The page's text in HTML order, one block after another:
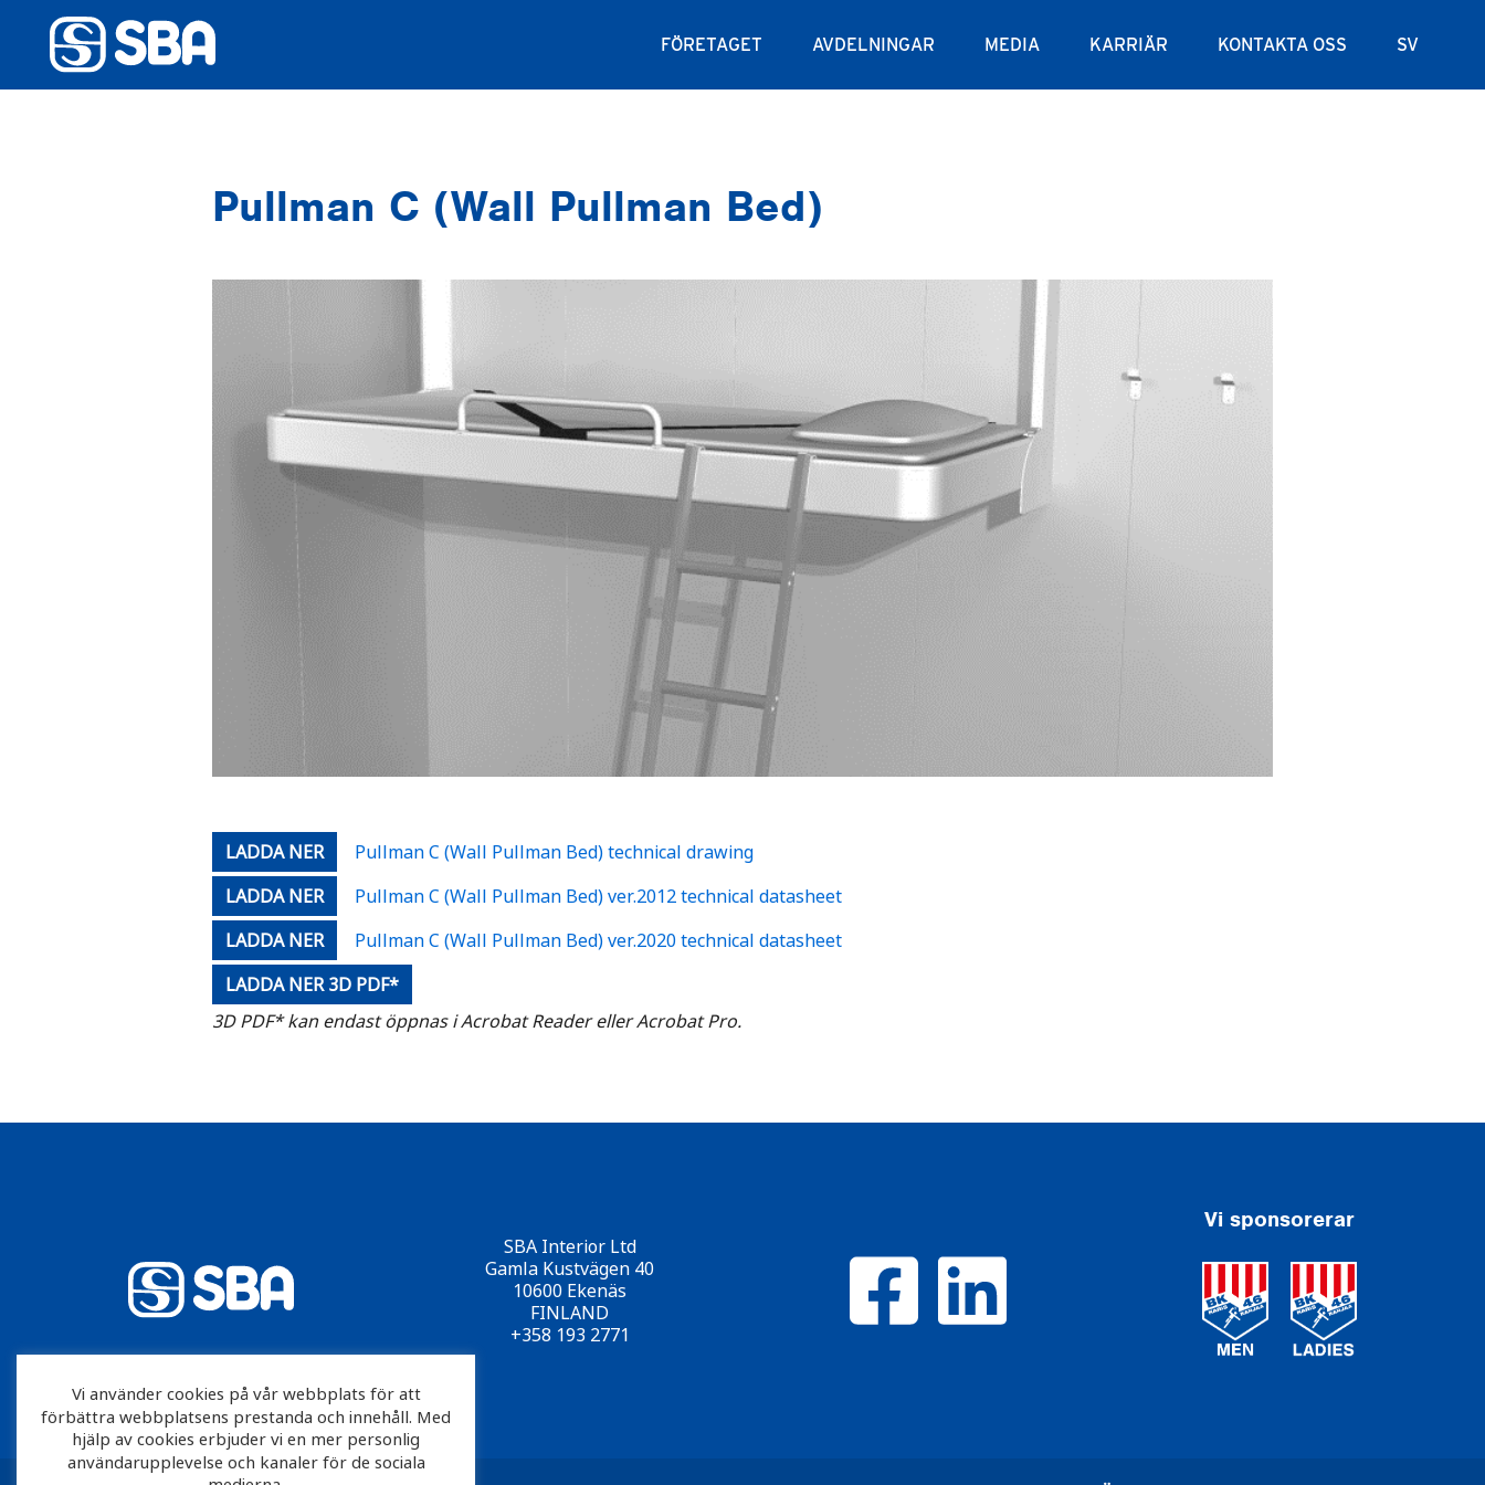
Till framsidan
FÖRETAGET
AVDELNINGAR MEDIA KARRIÄR KONTAKTA OSS SV
Pullman C (Wall Pullman Bed)
Pullman C (Wall Pullman Bed) technical drawing
LADDA NER
Pullman C (Wall Pullman Bed) ver.2012 technical datasheet
LADDA NER
Pullman C (Wall Pullman Bed) ver.2020 technical datasheet
LADDA NER
LADDA NER 3D PDF*
3D PDF* kan endast öppnas i Acrobat Reader eller Acrobat Pro.
SBA Interior Ltd
Gamla Kustvägen 40
10600 Ekenäs
FINLAND
+358 193 2771
Följ oss på Facebook
Vi sponsorerar
Vi använder cookies på vår webbplats för att
förbättra webbplatsens prestanda och innehåll. Med
hjälp av cookies erbjuder vi en mer personlig
användarupplevelse och kanaler för de sociala